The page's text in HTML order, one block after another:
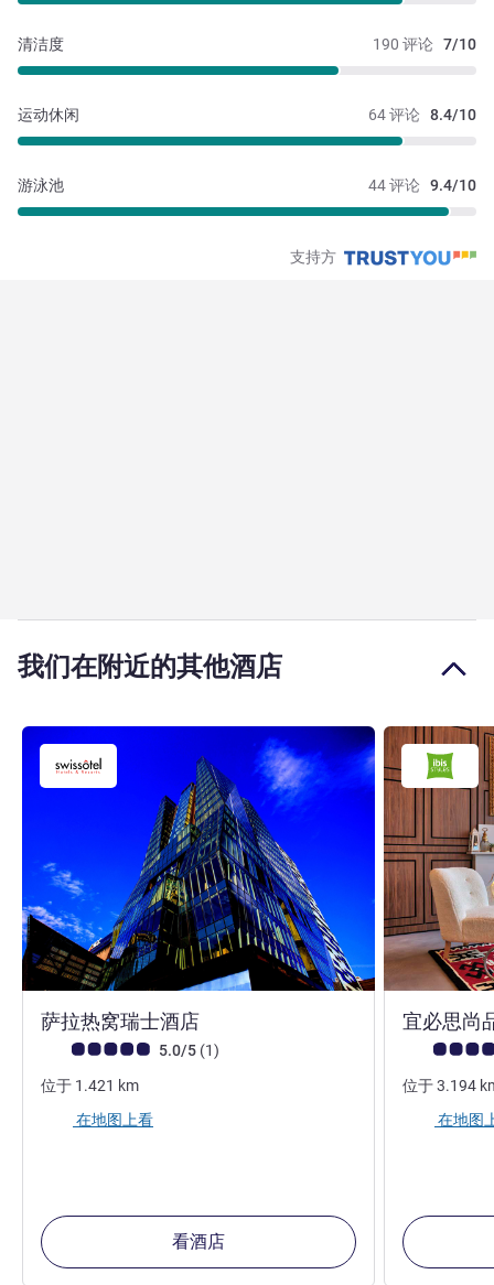
190 评论 7/10
清洁度
64 评论 8.4/10
运动休闲
44 评论 9.4/10
游泳池
支持方
我们在附近的其他酒店
萨拉热窝瑞士酒店
客户意见评级 (ALL 评级)
5.0/5 (1评论
)
位于 1.421 km
在地图上看
看酒店
宜必思尚
客户意见评
位于3.194
在地图